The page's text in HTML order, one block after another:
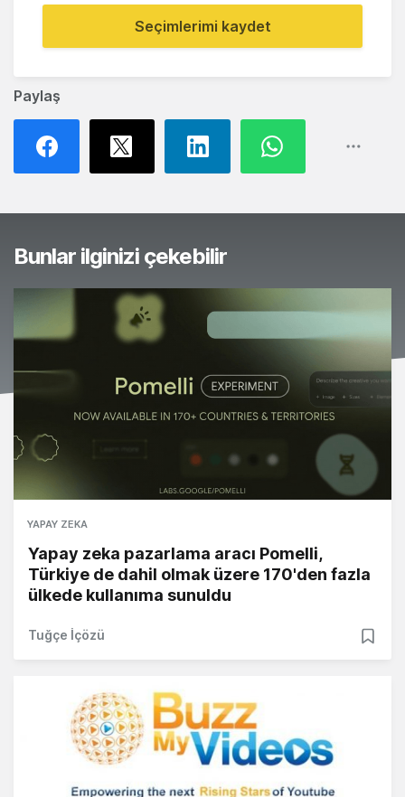
Paylaş
Seçimlerimi kaydet
Bunlar ilginizi çekebilir
YAPAY ZEKA
Yapay zeka pazarlama aracı Pomelli,
Türkiye de dahil olmak üzere 170'den fazla
ülkede kullanıma sunuldu
Tuğçe İçözü